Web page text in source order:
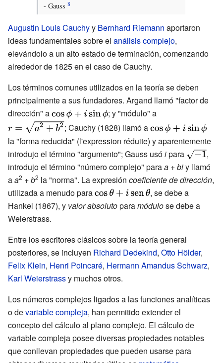
- Gauss
Augustin Louis Cauchyy Bernhard Riemann aportaron
ideas fundamentales sobre el análisis complejo,
elevándolo a un alto estado de terminación, comenzando
alrededor de 1825 en el caso de Cauchy.
Los términos comunes utilizados en la teoría se deben
principalmente a sus fundadores. Argand llamó "factor de
dirección" a{\displaystyle
\cos \phi
+i\sin \phi }
; y "módulo" a{\displaystyle
r={\sqrt
{a^{2}+b^{2}}}}
; Cauchy (1828) llamó a{\displaystyle
\cos \phi
+i\sin \phi }
la "forma reducida" (l'expression réduite) y aparentemente
introdujo el término "argumento"; Gauss usóipara
{\sqrt {-1}}}
,
introdujo el término "número complejo" paraa +biy llamó
aa2 +b2 la "norma". La expresión coeficiente de dirección,
utilizada a menudo para{\displaystyle
\cos \theta
, se debe a
Hankel (1867), y valor absolutoparamódulose debe a
Weierstrass.
Entre los escritores clásicos sobre la teoría general
posteriores, se incluyen Richard Dedekind, Otto Hölder,
Felix Klein, Henri Poincaré, Hermann Amandus Schwarz,
Karl Weierstrassy muchos otros.
Los números complejos ligados a las funciones analíticas
o devariable compleja, han permitido extender el
concepto del cálculo al plano complejo. El cálculo de
variable compleja posee diversas propiedades notables
que conllevan propiedades que pueden usarse para